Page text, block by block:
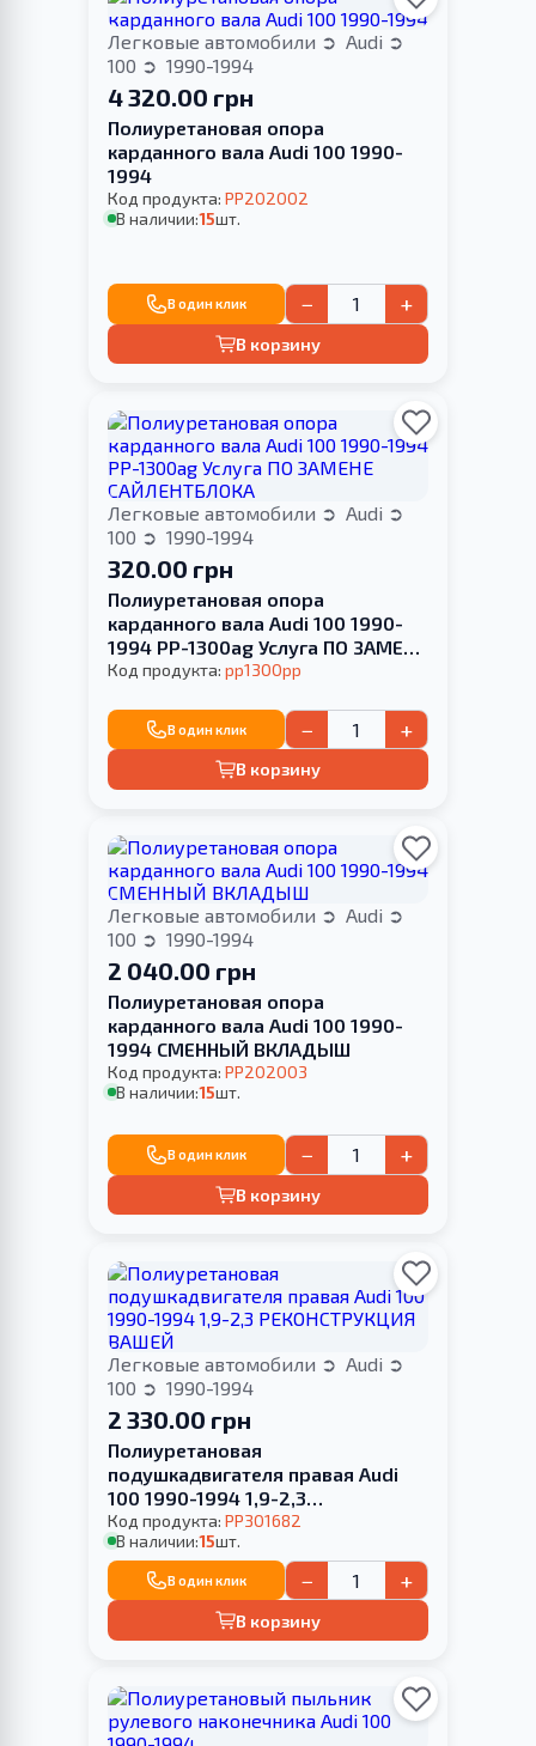
Легковые автомобили
Audi
100
1990-1994
4 320.00 грн
Полиуретановая опора
карданного вала Audi 100 1990-
1994
Код продукта: PP202002
В наличии:15шт.
В один клик − +
В корзину
Легковые автомобили
Audi
100
1990-1994
320.00 грн
Полиуретановая опора
карданного вала Audi 100 1990-
1994 PP-1300ag Услуга ПО ЗАМЕНЕ
САЙЛЕНТБЛОКА
Код продукта: pp1300pp
В один клик − +
В корзину
Легковые автомобили
Audi
100
1990-1994
2 040.00 грн
Полиуретановая опора
карданного вала Audi 100 1990-
1994 СМЕННЫЙ ВКЛАДЫШ
Код продукта: PP202003
В наличии:15шт.
В один клик − +
В корзину
Легковые автомобили
Audi
100
1990-1994
2 330.00 грн
Полиуретановая
подушкадвигателя правая Audi
100 1990-1994 1,9-2,3
РЕКОНСТРУКЦИЯ ВАШЕЙ
Код продукта: PP301682
В наличии:15шт.
В один клик − +
В корзину